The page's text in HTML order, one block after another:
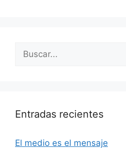
Entradas recientes
El medio es el mensaje